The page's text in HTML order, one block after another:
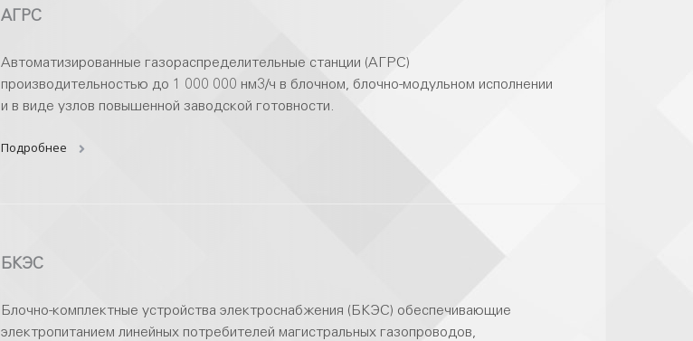
АГРС
Автоматизированные газораспределительные станции (АГРС)
производительностью до 1 000 000 нм3/ч в блочном, блочно-модульном исполнении
и в виде узлов повышенной заводской готовности.
Подробнее
БКЭС
Блочно-комплектные устройства электроснабжения (БКЭС) обеспечивающие
электропитанием линейных потребителей магистральных газопроводов,